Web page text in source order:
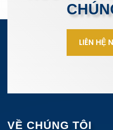
LIÊN HỆ
VỀ CHÚNG TÔI